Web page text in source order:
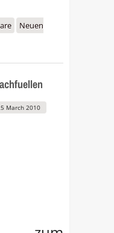
Neuen
March 2010